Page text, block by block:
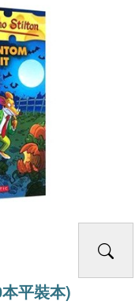
數學女孩：黎曼猜想
經
平裝本)